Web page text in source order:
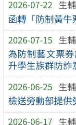
2026-07-22 生
函轉「防制黃牛
2026-07-15 生
為防制藝文票
升學生族群防詐
2026-06-25 生
檢送勞動部提供
2026-06-17 生